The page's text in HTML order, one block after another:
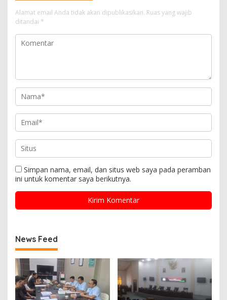
Alamat email Anda tidak akan dipublikasikan. Ruas yang wajib
ditandai *
Simpan nama, email, dan situs web saya pada peramban
ini untuk komentar saya berikutnya.
News Feed